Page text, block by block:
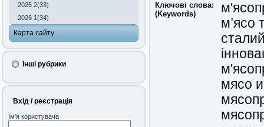
2025 2(33)
2026 1(34)
Карта сайту
Інші рубрики
Вхід / реєстрація
Ім'я користувача
Ключові слова:
(Keywords)
м’ясо
мясо